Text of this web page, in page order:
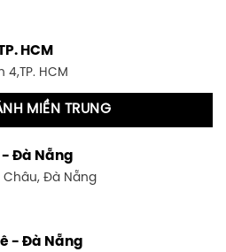
HCM
4,TP. HCM
11, TP. HCM
Thuận, Quận 7, TP HCM
MIỀN TRUNG
- Đà Nẵng
Châu, Đà Nẵng
- Đà Nẵng